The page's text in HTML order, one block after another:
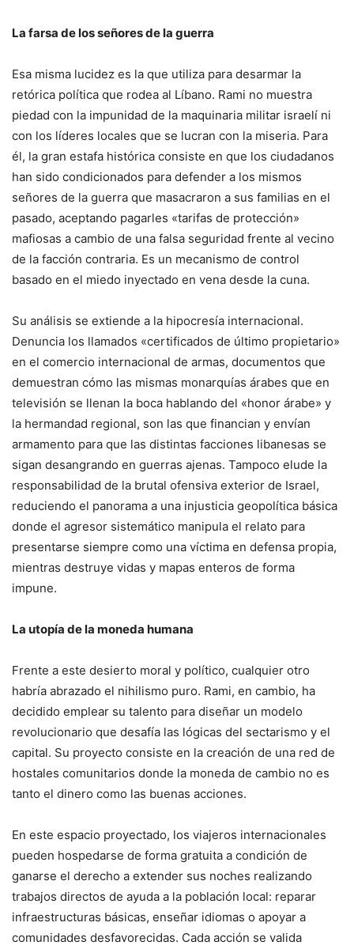
La farsa de los señores de la guerra
Esa misma lucidez es la que utiliza para desarmar la
retórica política que rodea al Líbano. Rami no muestra
piedad con la impunidad de la maquinaria militar israelí ni
con los líderes locales que se lucran con la miseria. Para
él, la gran estafa histórica consiste en que los ciudadanos
han sido condicionados para defender a los mismos
señores de la guerra que masacraron a sus familias en el
pasado, aceptando pagarles «tarifas de protección»
mafiosas a cambio de una falsa seguridad frente al vecino
de la facción contraria. Es un mecanismo de control
basado en el miedo inyectado en vena desde la cuna.
Su análisis se extiende a la hipocresía internacional.
Denuncia los llamados «certificados de último propietario»
en el comercio internacional de armas, documentos que
demuestran cómo las mismas monarquías árabes que en
televisión se llenan la boca hablando del «honor árabe» y
la hermandad regional, son las que financian y envían
armamento para que las distintas facciones libanesas se
sigan desangrando en guerras ajenas. Tampoco elude la
responsabilidad de la brutal ofensiva exterior de Israel,
reduciendo el panorama a una injusticia geopolítica básica
donde el agresor sistemático manipula el relato para
presentarse siempre como una víctima en defensa propia,
mientras destruye vidas y mapas enteros de forma
impune.
La utopía de la moneda humana
Frente a este desierto moral y político, cualquier otro
habría abrazado el nihilismo puro. Rami, en cambio, ha
decidido emplear su talento para diseñar un modelo
revolucionario que desafía las lógicas del sectarismo y el
capital. Su proyecto consiste en la creación de una red de
hostales comunitarios donde la moneda de cambio no es
tanto el dinero como las buenas acciones.
En este espacio proyectado, los viajeros internacionales
pueden hospedarse de forma gratuita a condición de
ganarse el derecho a extender sus noches realizando
trabajos directos de ayuda a la población local: reparar
infraestructuras básicas, enseñar idiomas o apoyar a
comunidades desfavorecidas. Cada acción se valida